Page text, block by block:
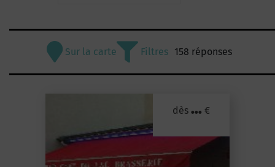
Sur la carte Filtres 158 réponses
dès ... €